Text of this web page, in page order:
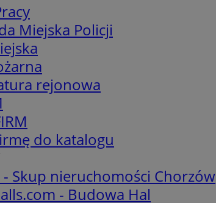
Miejska Policji
rejonowa
do katalogu
- Skup nieruchomości Chorzów
- Budowa Hal